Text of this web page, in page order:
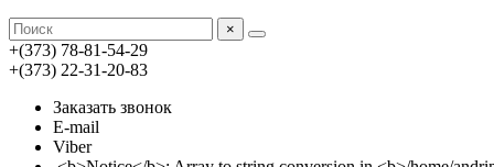
×
+(373) 78-81-54-29
+(373) 22-31-20-83
Заказать звонок
E-mail
Viber